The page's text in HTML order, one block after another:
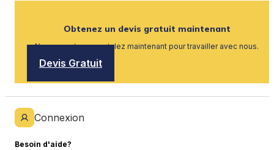
Obtenez un devis gratuit maintenant
Nous recrutons, postulez maintenant pour travailler avec nous.
Devis Gratuit
Connexion
Besoin d'aide?